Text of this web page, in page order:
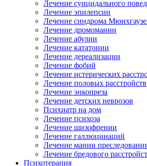
Лечение суицидального
Лечение эпилепсии
Лечение синдрома
Лечение дромомании
Лечение абулии
Лечение кататонии
Лечение дереализации
Лечение фобий
Лечение истерических
Лечение половых расстройств
Лечение энкопреза
Лечение детских неврозов
Психиатр на дом
Лечение психоза
Лечение шизофрении
Лечение галлюцинаций
Лечение мании
Лечение бредового
Психотерапия